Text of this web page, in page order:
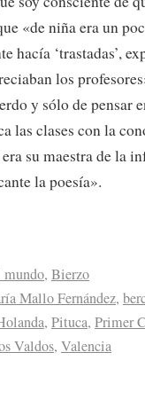
«de niña era un
hacía ‘trastadas’,
los
y sólo de pensar
las clases con la
era su maestra de la
la poesía».
mundo, Bierzo
Mallo Fernández,
, Pituca, Primer
Valdos, Valencia